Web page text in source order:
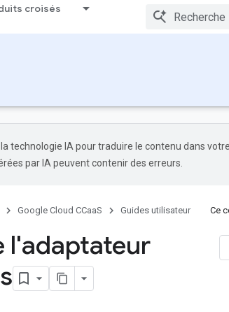
croisés
technologie IA pour traduire le contenu dans votre
par IA peuvent contenir des erreurs.
Google Cloud CCaaS Guides utilisateur Ce
l'adaptateur